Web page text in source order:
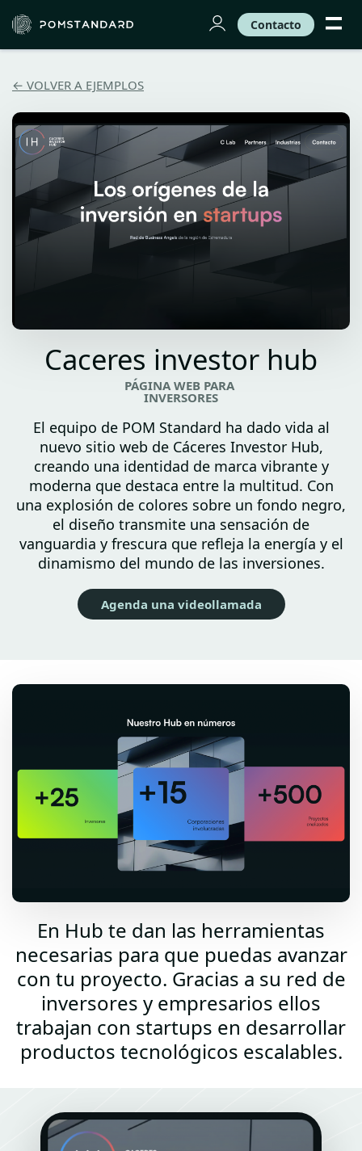
Contacto
← VOLVER A EJEMPLOS
Caceres investor hub
PÁGINA WEB PARA
INVERSORES
El equipo de POM Standard ha dado vida al
nuevo sitio web de Cáceres Investor Hub,
creando una identidad de marca vibrante y
moderna que destaca entre la multitud. Con
una explosión de colores sobre un fondo negro,
el diseño transmite una sensación de
vanguardia y frescura que refleja la energía y el
dinamismo del mundo de las inversiones.
Agenda una videollamada
En Hub te dan las herramientas
necesarias para que puedas avanzar
con tu proyecto. Gracias a su red de
inversores y empresarios ellos
trabajan con startups en desarrollar
productos tecnológicos escalables.